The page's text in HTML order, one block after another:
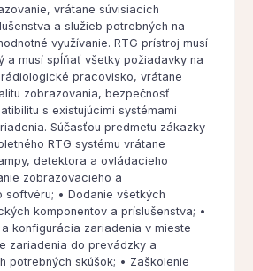
vrátane súvisiacich
a služieb potrebných na
využívanie. RTG prístroj musí
a musí spĺňať všetky požiadavky na
pracovisko, vrátane
zobrazovania, bezpečnosť
s existujúcimi systémami
Súčasťou predmetu zákazky
RTG systému vrátane
detektora a ovládacieho
zobrazovacieho a
softvéru; • Dodanie všetkých
komponentov a príslušenstva; •
konfigurácia zariadenia v mieste
zariadenia do prevádzky a
potrebných skúšok; • Zaškolenie